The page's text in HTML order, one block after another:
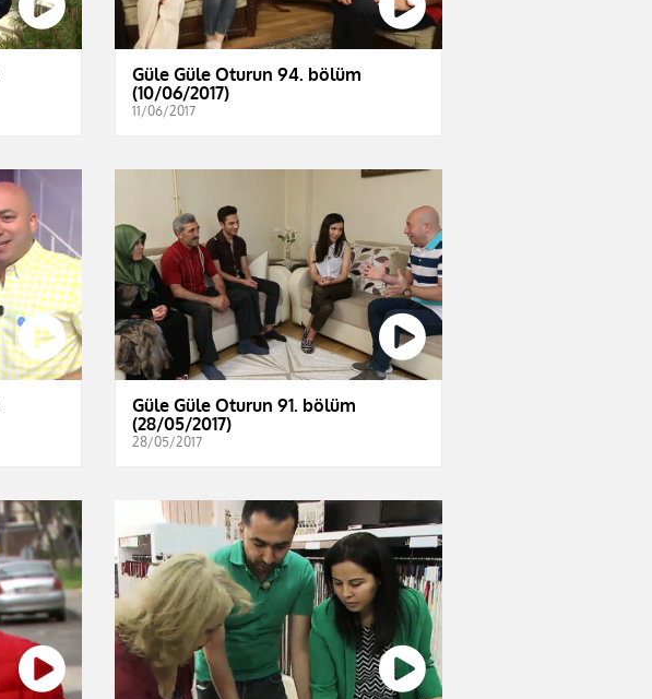
Güle Güle Oturun 94. bölüm
(10/06/2017)
11/06/2017
Güle Güle Oturun 91. bölüm
(28/05/2017)
28/05/2017